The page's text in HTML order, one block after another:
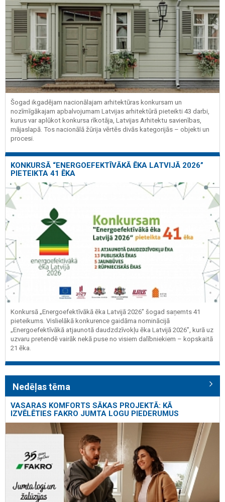
Šogad ikgadējam nacionālajam arhitektūras konkursam un
nozīmīgākajam apbalvojumam Latvijas arhitektūrā pieteikti 43 darbi,
kurus var aplūkot konkursa rīkotāja, Latvijas Arhitektu savienības,
mājaslapā. Tos nacionālā žūrija vērtēs divās kategorijās – objekti un
procesi.
KONKURSĀ “ENERGOEFEKTĪVĀKĀ ĒKA LATVIJĀ 2026”
PIETEIKTA 41 ĒKA
Konkursā „Energoefektīvākā ēka Latvijā 2026” šogad saņemts 41
pieteikums. Vislielākā konkurence gaidāma nominācijā
„Energoefektīvākā atjaunotā daudzdzīvokļu ēka Latvijā 2026”, kurā uz
uzvaru pretendē vairāk nekā puse no visiem dalībniekiem – kopskaitā
21 ēka.
Nedēļas tēma
VASARAS KOMFORTS SĀKAS PROJEKTĀ: KĀ
IZVĒLĒTIES FAKRO JUMTA LOGU PIEDERUMUS